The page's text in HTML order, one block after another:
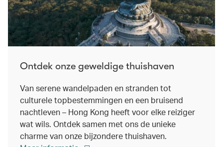
Ontdek onze geweldige thuishaven
Van serene wandelpaden en stranden tot
culturele topbestemmingen en een bruisend
nachtleven – Hong Kong heeft voor elke reiziger
wat wils. Ontdek samen met ons de unieke
charme van onze bijzondere thuishaven.